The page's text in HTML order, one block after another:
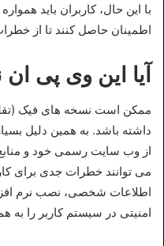
با این حال، کاربران باید
اطمینان حاصل کنند تا از
آیا این وی پی
ممکن است نسخه‌ های فیک
داشته باشد. به همین دلیل
از وب‌ سایت رسمی خود و منابع
می‌ توانند خطرات جدی برای
اطلاعات شخصی، نصب نرم‌
امنیتی در سیستم کاربر را به